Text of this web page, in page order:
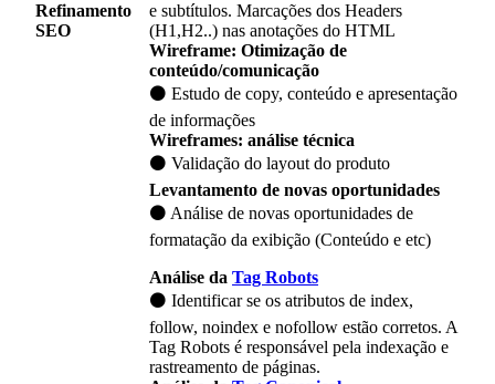
Refinamento
SEO
e subtítulos. Marcações dos Headers
(H1,H2..) nas anotações do HTML
Wireframe: Otimização de
conteúdo/comunicação
⚫ Estudo de copy, conteúdo e apresentação
de informações
Wireframes: análise técnica
⚫ Validação do layout do produto
Levantamento de novas oportunidades
⚫ Análise de novas oportunidades de
formatação da exibição (Conteúdo e etc)
Análise da Tag Robots
⚫ Identificar se os atributos de index,
follow, noindex e nofollow estão corretos. A
Tag Robots é responsável pela indexação e
rastreamento de páginas.